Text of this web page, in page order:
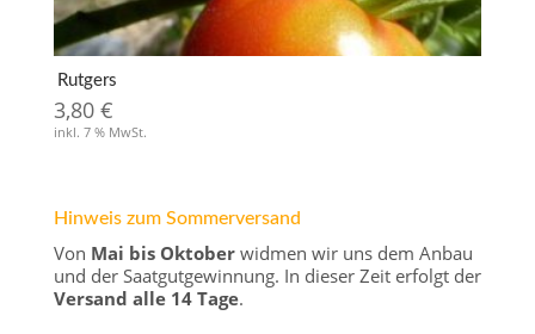
Rutgers
3,80 €
inkl. 7 % MwSt.
Hinweis zum Sommerversand
Von Mai bis Oktoberwidmen wir uns dem Anbau
und der Saatgutgewinnung. In dieser Zeit erfolgt der
Versand alle 14 Tage.